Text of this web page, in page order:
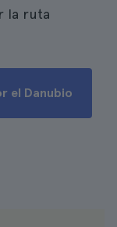
la ruta
el Danubio